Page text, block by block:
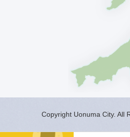
Copyright Uonuma City. All